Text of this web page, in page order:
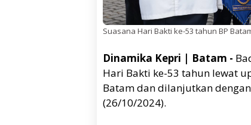
Suasana Hari Bakti ke-53 tahun BP
Dinamika Kepri | Batam -
Hari Bakti ke-53 tahun lewat
Batam dan dilanjutkan
(26/10/2024).